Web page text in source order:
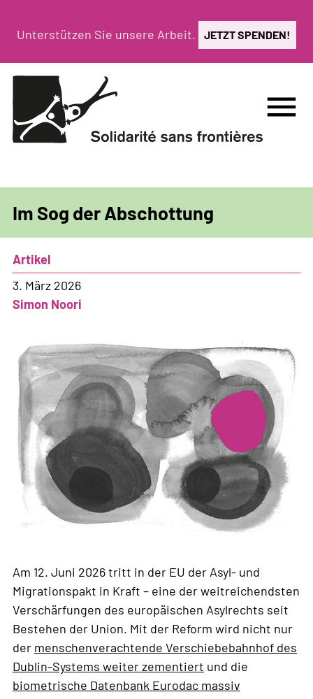
zumUnterstützen Sie unsere Arbeit. JETZT SPENDEN!
menu
Im Sog der Abschottung
Artikel
3. März 2026
Simon Noori
Am 12. Juni 2026 tritt in der EU der Asyl- und
Migrationspakt in Kraft – eine der weitreichendsten
Verschärfungen des europäischen Asylrechts seit
Bestehen der Union. Mit der Reform wird nicht nur
der menschenverachtende Verschiebebahnhof des
Dublin-Systems weiter zementiert und die
biometrische Datenbank Eurodac massiv